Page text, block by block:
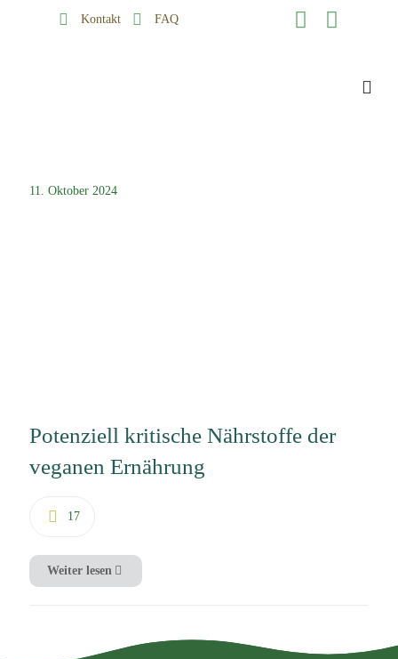
Kontakt FAQ
11. Oktober 2024
Potenziell kritische Nährstoffe der
veganen Ernährung
17
Weiter lesen